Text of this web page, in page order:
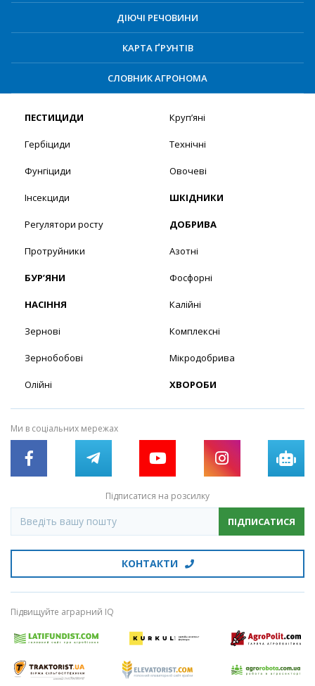
ДІЮЧІ РЕЧОВИНИ
КАРТА ҐРУНТІВ
СЛОВНИК АГРОНОМА
ПЕСТИЦИДИ
Гербіциди
Фунгіциди
Інсекциди
Регулятори росту
Протруйники
БУР’ЯНИ
НАСІННЯ
Зернові
Зернобобові
Олійні
Круп’яні
Технічні
Овочеві
ШКІДНИКИ
ДОБРИВА
Азотні
Фосфорні
Калійні
Комплексні
Мікродобрива
ХВОРОБИ
Ми в соціальних мережах
Підписатися на розсилку
ПІДПИСАТИСЯ
КОНТАКТИ
Підвищуйте аграрний IQ